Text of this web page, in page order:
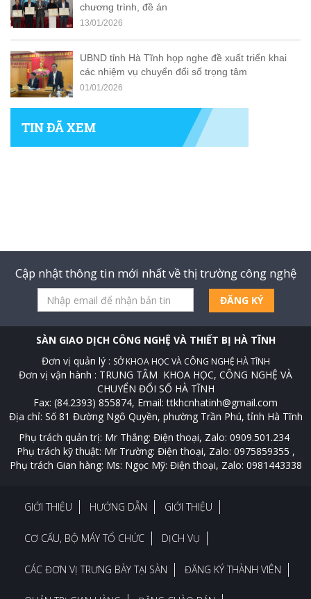
chương trình, đề án
13/01/2026
UBND tỉnh Hà Tĩnh họp nghe đề xuất triển khai
các nhiệm vụ chuyển đổi số trọng tâm
01/01/2026
TIN ĐÃ XEM
Cập nhật thông tin mới nhất về thị trường công nghệ
ĐĂNG KÝ
SÀN GIAO DỊCH CÔNG NGHỆ VÀ THIẾT BỊ HÀ TĨNH
Đơn vị quản lý : SỞ KHOA HỌC VÀ CÔNG NGHỆ HÀ TĨNH
Đơn vị vận hành : TRUNG TÂM KHOA HỌC, CÔNG NGHỆ VÀ
CHUYỂN ĐỔI SỐ HÀ TĨNH
Fax: (84.2393) 855874, Email: ttkhcnhatinh@gmail.com
Địa chỉ: Số 81 Đường Ngô Quyền, phường Trần Phú, tỉnh Hà Tĩnh
Phụ trách quản trị: Mr Thắng: Điện thoại, Zalo: 0909.501.234
Phụ trách kỹ thuật: Mr Trường: Điện thoại, Zalo: 0975859355 ,
Phụ trách Gian hàng: Ms: Ngọc Mỹ: Điện thoại, Zalo: 0981443338
GIỚI THIỆU HƯỚNG DẪN GIỚI THIỆU
CƠ CẤU, BỘ MÁY TỔ CHỨC DỊCH VỤ
CÁC ĐƠN VỊ TRƯNG BÀY TẠI SÀN ĐĂNG KÝ THÀNH VIÊN